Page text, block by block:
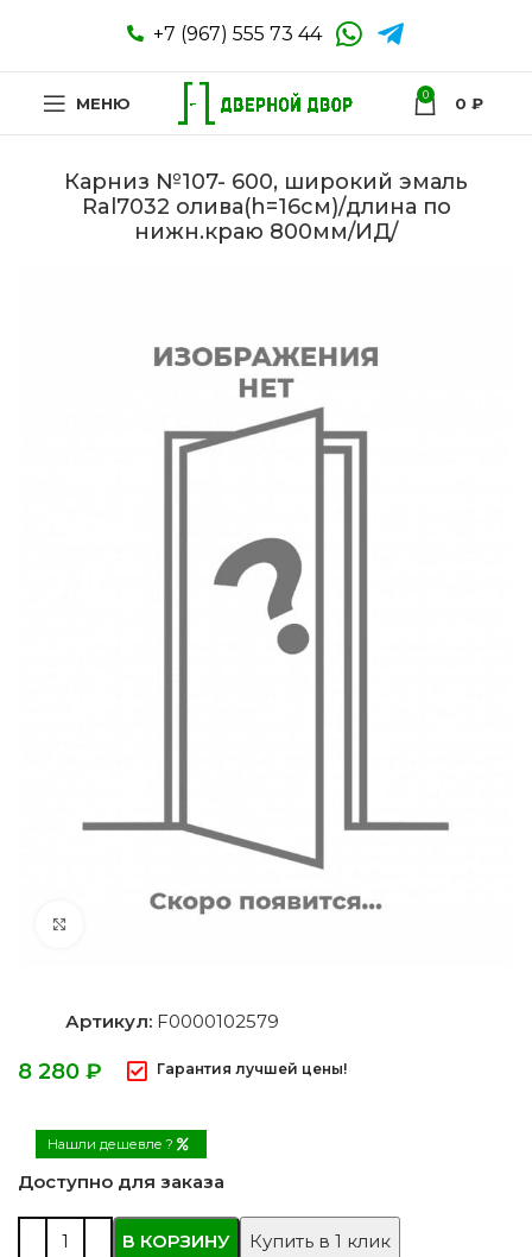
+7 (967) 555 73 44
МЕНЮ 0 0 ₽
Карниз №107- 600, широкий эмаль
Ral7032 олива(h=16см)/длина по
нижн.краю 800мм/ИД/
Артикул: F0000102579
₽ Гарантия лучшей цены!
Нашли дешевле ?
Доступно для заказа
В КОРЗИНУ Купить в 1 клик